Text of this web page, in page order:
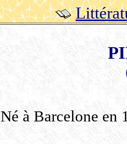
Né à Barcelone en